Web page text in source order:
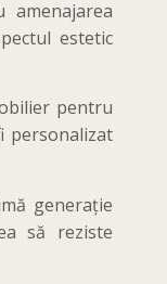
estetic
pentru
personalizat
generație
să reziste